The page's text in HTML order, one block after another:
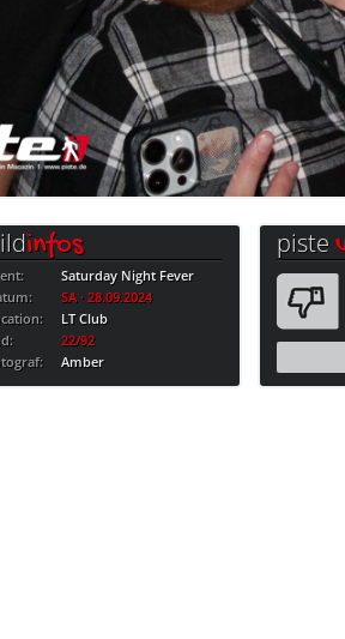
infos
Saturday Night Fever
SA · 28.09.2024
LT Club
22/92
Amber
piste